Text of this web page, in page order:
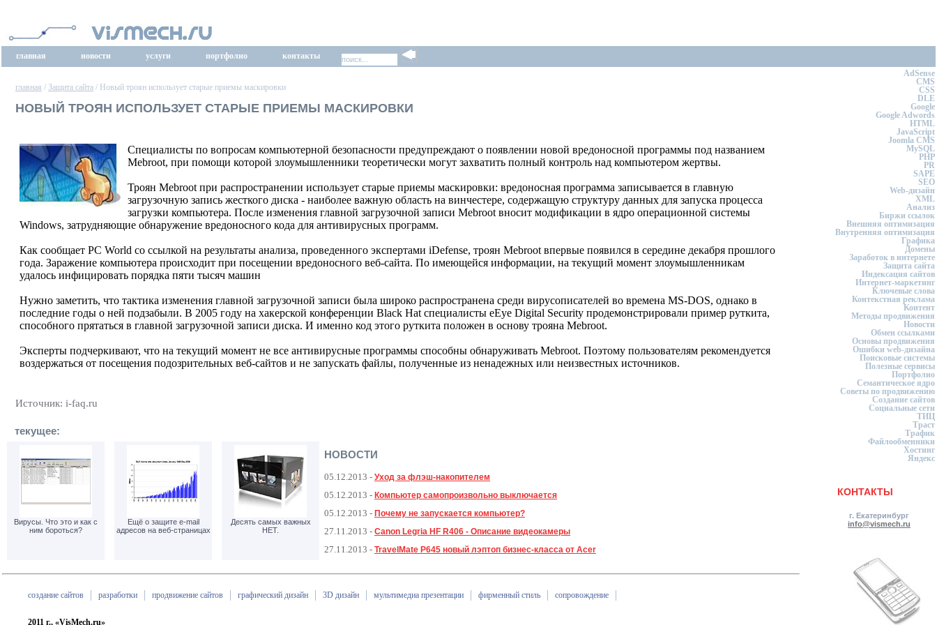
главная новости услуги портфолио контакты
главная / Защита сайта / Новый троян использует старые приемы маскировки
НОВЫЙ ТРОЯН ИСПОЛЬЗУЕТ СТАРЫЕ ПРИЕМЫ МАСКИРОВКИ
Специалисты по вопросам компьютерной безопасности предупреждают о появлении новой вредоносной программы под названием
Mebroot, при помощи которой злоумышленники теоретически могут захватить полный контроль над компьютером жертвы.
Троян Mebroot при распространении использует старые приемы маскировки: вредоносная программа записывается в главную
загрузочную запись жесткого диска - наиболее важную область на винчестере, содержащую структуру данных для запуска процесса
загрузки компьютера. После изменения главной загрузочной записи Mebroot вносит модификации в ядро операционной системы
Windows, затрудняющие обнаружение вредоносного кода для антивирусных программ.
Как сообщает PC World со ссылкой на результаты анализа, проведенного экспертами iDefense, троян Mebroot впервые появился в середине декабря прошлого
года. Заражение компьютера происходит при посещении вредоносного веб-сайта. По имеющейся информации, на текущий момент злоумышленникам
удалось инфицировать порядка пяти тысяч машин
Нужно заметить, что тактика изменения главной загрузочной записи была широко распространена среди вирусописателей во времена MS-DOS, однако в
последние годы о ней подзабыли. В 2005 году на хакерской конференции Black Hat специалисты eEye Digital Security продемонстрировали пример руткита,
способного прятаться в главной загрузочной записи диска. И именно код этого руткита положен в основу трояна Mebroot.
Эксперты подчеркивают, что на текущий момент не все антивирусные программы способны обнаруживать Mebroot. Поэтому пользователям рекомендуется
воздержаться от посещения подозрительных веб-сайтов и не запускать файлы, полученные из ненадежных или неизвестных источников.
Источник: i-faq.ru
AdSense
CMS
CSS
DLE
Google
Google Adwords
HTML
JavaScript
Joomla CMS
MySQL
PHP
PR
SAPE
SEO
Web-дизайн
XML
Анализ
Биржи ссылок
Внешняя оптимизация
Внутренняя оптимизация
Графика
Домены
Заработок в интернете
Защита сайта
Индексация сайтов
Интернет-маркетинг
Ключевые слова
Контекстная реклама
Контент
Методы продвижения
Новости
Обмен ссылками
Основы продвижения
Ошибки web-дизайна
Поисковые системы
Полезные сервисы
Портфолио
Семантическое ядро
Советы по продвижению
Создание сайтов
Социальные сети
ТИЦ
Траст
Трафик
Файлообменники
Хостинг
Яндекс
КОНТАКТЫ
г. Екатеринбург
info@vismech.ru
текущее:
Вирусы. Что это и как с
ним бороться?
Ещё о защите e-mail
адресов на веб-страницах
Десять самых важных
НЕТ.
НОВОСТИ
05.12.2013 - Уход за флэш-накопителем
05.12.2013 - Компьютер самопроизвольно выключается
05.12.2013 - Почему не запускается компьютер?
27.11.2013 - Canon Legria HF R406 - Описание видеокамеры
27.11.2013 - TravelMate P645 новый лэптоп бизнес-класса от Acer
создание сайтов разработки продвижение сайтов графический дизайн 3D дизайн мультимедиа презентации фирменный стиль сопровождение
2011 г., «VisMech.ru»